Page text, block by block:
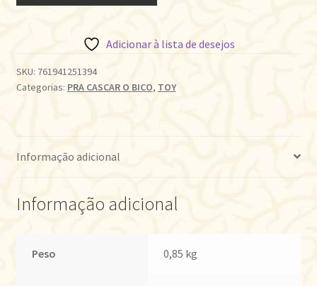
CRISIS
quantidade
Adicionar à lista de desejos
SKU: 761941251394
Categorias: PRA CASCAR O BICO, TOY
Informação adicional
Informação adicional
Peso 0,85 kg